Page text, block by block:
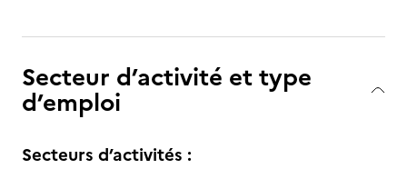
Secteur d’activité et type
d’emploi
Secteurs d’activités :